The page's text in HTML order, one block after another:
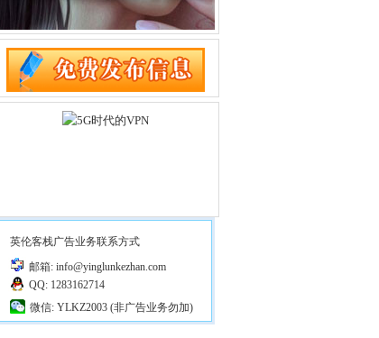
英伦客栈广告业务联系方式
邮箱: info@yinglunkezhan.com
QQ: 1283162714
微信: YLKZ2003 (非广告业务勿加)